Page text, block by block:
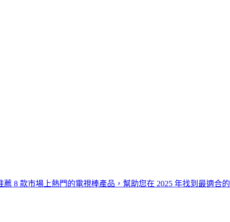
8 款市場上熱門的電視棒產品，幫助您在 2025 年找到最適合